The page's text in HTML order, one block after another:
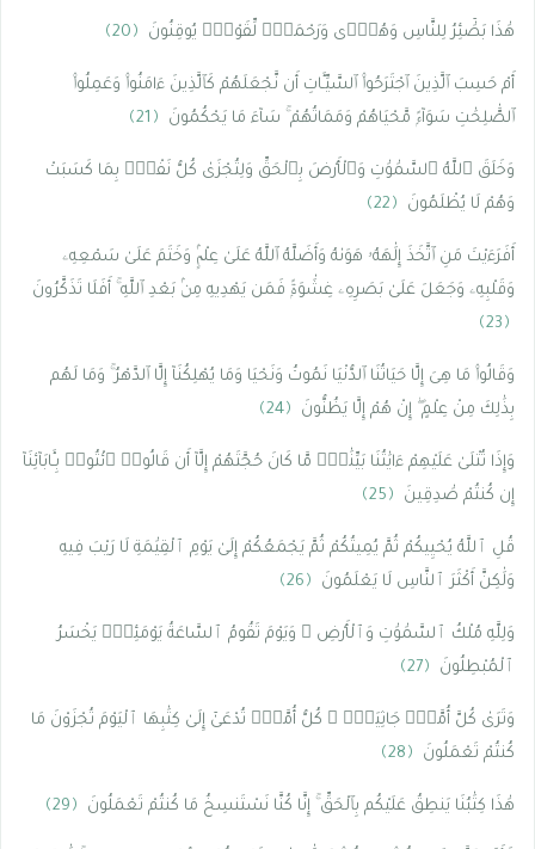
هَٰذَا بَصَٰٓئِرُ لِلنَّاسِ وَهُدًۭى وَرَحْمَةٌۭ لِّقَوْمٍۢ يُوقِنُونَ ﴿20﴾
أَمْ حَسِبَ ٱلَّذِينَ ٱجْتَرَحُوا۟ ٱلسَّيِّـَٔاتِ أَن نَّجْعَلَهُمْ كَٱلَّذِينَ ءَامَنُوا۟ وَعَمِلُوا۟
ٱلصَّٰلِحَٰتِ سَوَآءًۭ مَّحْيَاهُمْ وَمَمَاتُهُمْ ۚ سَآءَ مَا يَحْكُمُونَ
﴿21﴾
وَخَلَقَ ٱللَّهُ ٱلسَّمَٰوَٰتِ وَٱلْأَرْضَ بِٱلْحَقِّ وَلِتُجْزَىٰ كُلُّ نَفْسٍۭ بِمَا كَسَبَتْ
وَهُمْ لَا يُظْلَمُونَ
﴿22﴾
أَفَرَءَيْتَ مَنِ ٱتَّخَذَ إِلَٰهَهُۥ هَوَىٰهُ وَأَضَلَّهُ ٱللَّهُ عَلَىٰ عِلْمٍۢ وَخَتَمَ عَلَىٰ سَمْعِهِۦ
وَقَلْبِهِۦ وَجَعَلَ عَلَىٰ بَصَرِهِۦ غِشَٰوَةًۭ فَمَن يَهْدِيهِ مِنۢ بَعْدِ ٱللَّهِ ۚ أَفَلَا تَذَكَّرُونَ
﴿23﴾
وَقَالُوا۟ مَا هِىَ إِلَّا حَيَاتُنَا ٱلدُّنْيَا نَمُوتُ وَنَحْيَا وَمَا يُهْلِكُنَآ إِلَّا ٱلدَّهْرُ ۚ وَمَا لَهُم
بِذَٰلِكَ مِنْ عِلْمٍ ۖ إِنْ هُمْ إِلَّا يَظُنُّونَ
﴿24﴾
وَإِذَا تُتْلَىٰ عَلَيْهِمْ ءَايَٰتُنَا بَيِّنَٰتٍۢ مَّا كَانَ حُجَّتَهُمْ إِلَّآ أَن قَالُوا۟ ٱئْتُوا۟ بِـَٔابَآئِنَآ
إِن كُنتُمْ صَٰدِقِينَ
﴿25﴾
قُلِ ٱللَّهُ يُحْيِيكُمْ ثُمَّ يُمِيتُكُمْ ثُمَّ يَجْمَعُكُمْ إِلَىٰ يَوْمِ ٱلْقِيَٰمَةِ لَا رَيْبَ فِيهِ
وَلَٰكِنَّ أَكْثَرَ ٱلنَّاسِ لَا يَعْلَمُونَ
﴿26﴾
وَلِلَّهِ مُلْكُ ٱلسَّمَٰوَٰتِ وَٱلْأَرْضِ ۚ وَيَوْمَ تَقُومُ ٱلسَّاعَةُ يَوْمَئِذٍۢ يَخْسَرُ
ٱلْمُبْطِلُونَ
﴿27﴾
وَتَرَىٰ كُلَّ أُمَّةٍۢ جَاثِيَةًۭ ۚ كُلُّ أُمَّةٍۢ تُدْعَىٰٓ إِلَىٰ كِتَٰبِهَا ٱلْيَوْمَ تُجْزَوْنَ مَا
كُنتُمْ تَعْمَلُونَ
﴿28﴾
هَٰذَا كِتَٰبُنَا يَنطِقُ عَلَيْكُم بِٱلْحَقِّ ۚ إِنَّا كُنَّا نَسْتَنسِخُ مَا كُنتُمْ تَعْمَلُونَ ﴿29﴾